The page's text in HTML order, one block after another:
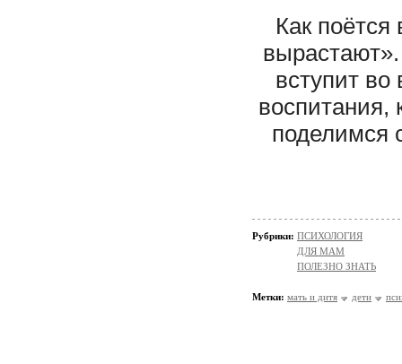
Как поётся
вступит во
воспитания,
поделимся
Рубрики: ПСИХОЛОГИЯ
ДЛЯ МАМ
ПОЛЕЗНО ЗНАТЬ
Метки: мать и дитя дети